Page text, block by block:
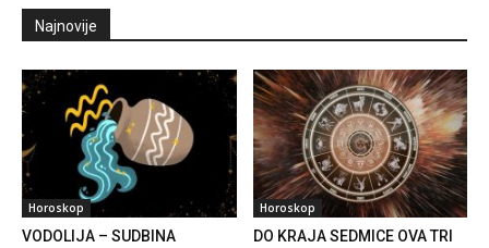
Najnovije
Horoskop
VODOLIJA – SUDBINA
Horoskop
DO KRAJA SEDMICE OVA TRI